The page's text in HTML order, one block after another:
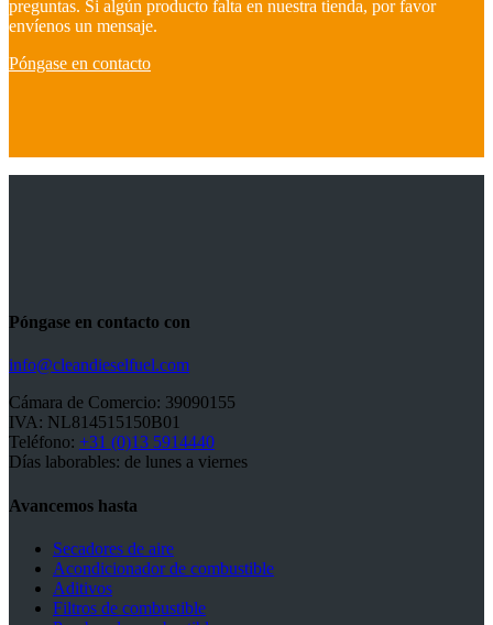
preguntas. Si algún producto falta en nuestra tienda, por favor
envíenos un mensaje.
Póngase en contacto
Póngase en contacto con
info@cleandieselfuel.com
Cámara de Comercio: 39090155
IVA: NL814515150B01
Teléfono: +31 (0)13 5914440
Días laborables: de lunes a viernes
Avancemos hasta
Secadores de aire
Acondicionador de combustible
Aditivos
Filtros de combustible